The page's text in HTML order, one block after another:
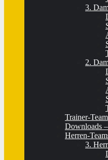
3.
2.
Trainer-Team
Downloads
Herren-
3.